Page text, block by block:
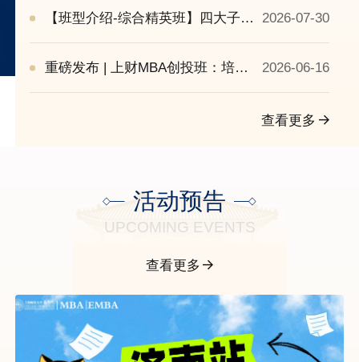
政策……你所关心的全在这里
了！|2027年入学上财商学院MBA
【班型介绍-综合精英班】四大子方
叠加政策全梳理！| 2027年入学上
财商学院MBA
2026-07-30
重磅发布 | 上财MBA创投班：培养
2026-06-16
查看更多
活动预告
UPCOMING EVENTS
查看更多